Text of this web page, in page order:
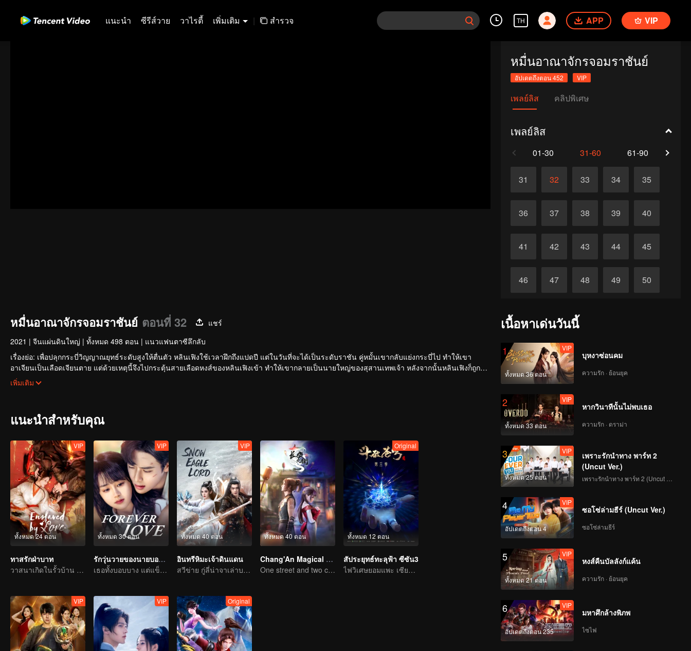
แนะนำ ซีรีส์วาย วาไรตี้ เพิ่มเติม | สำรวจ TH APP VIP
หมื่นอาณาจักรจอมราชันย์
อัปเดตถึงตอน 452 VIP
เพลย์ลิส คลิปพิเศษ
เพลย์ลิส
01-30 31-60 61-90
31 32 33 34 35
36 37 38 39 40
41 42 43 44 45
46 47 48 49 50
56 57
หมื่นอาณาจักรจอมราชันย์ ตอนที่ 32
แชร์
2021 | จีนแผ่นดินใหญ่ | ทั้งหมด 498 ตอน | แนวแฟนตาซีลึกลับ
เรื่องย่อ: เพื่อปลุกกระบี่วิญญาณยุทธ์ระดับสูงให้ตื่นตัว หลินเฟิงใช้เวลาฝึกถึงแปดปี แต่ในวันที่จะได้เป็นระดับราชัน คู่หมั้นเขากลับแย่งกระบี่ไป ทำให้เขา
อาเจียนเป็นเลือดเจียนตาย แต่ด้วยเหตุนี้จึงไปกระตุ้นสายเลือดหงส์ของหลินเฟิงเข้า ทำให้เขากลายเป็นนายใหญ่ของสุสานเทพเจ้า หลังจากนั้นหลินเฟิงก็ถูก
คนในตระกูลหลินกีดกัน แต่โชคดีที่มีน้องสาวและท่านปู่อยู่เคียงข้างและมีพลังใหม่คอยช่วยเหลือ เขาจึงดูดซับพลังจากผู้แข็งแกร่งสำเร็จ
หลินเฟิงข้ามภยันตรายมากมาย เติบโตจนกลายเป็นผู้แกร่งที่ผู้คนนับถือและก้าวขึ้นสู่จุดสูงสุด
เพิ่มเติม
แนะนำสำหรับคุณ
ทั้งหมด 24 ตอน
VIP
ทาสรักฝ่าบาท
วาสนาเกิดในรั้วบ้าน รักสลายที่ตำหนักบูรพา
ทั้งหมด 30 ตอน
VIP
รักวุ่นวายของนายบอดี้การ์ด
เธอทั้งบอบบาง แต่แข็งแกร่ง
ทั้งหมด 40 ตอน
VIP
อินทรีหิมะเจ้าดินแดน
สวีข่าย กู่ลี่น่าจาเล่าบรรยายเทพนิยายเลือดร้อนอันสุดแสนประทับใจ
ทั้งหมด 40 ตอน
Chang'An Magical Street
One street and two circles, alternating day and night.
ทั้งหมด 12 ตอน
Original
สัประยุทธ์ทะลุฟ้า ซีซัน3
ไฟวิเศษยอมแพะ เซียวเหยียนรู้ซึ้งและใช้เป็นทักษะพุทธพิโรธบัวไฟ
VIP VIP Original
เนื้อหาเด่นวันนี้
1
ทั้งหมด 36 ตอน
VIP
บุหงาซ่อนคม
ความรัก · ย้อนยุค
2
ทั้งหมด 33 ตอน
VIP
หากวินาทีนั้นไม่พบเธอ
ความรัก · ดราม่า
3
ทั้งหมด 25 ตอน
VIP
เพราะรักนำทาง พาร์ท 2
(Uncut Ver.)
4
อัปเดตถึงตอน 4
VIP
ซอโซ่ล่ามธีร์ (Uncut Ver.)
ซอโซ่ล่ามธีร์
5
ทั้งหมด 21 ตอน
VIP
หงส์คืนบัลลังก์แค้น
ความรัก · ย้อนยุค
6
อัปเดตถึงตอน 235
VIP
มหาศึกล้างพิภพ
ไซไฟ